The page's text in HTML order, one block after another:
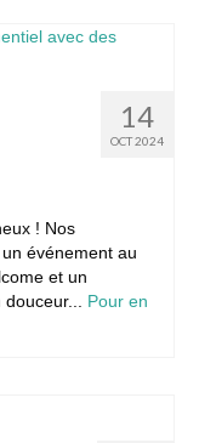
14
OCT 2024
! Nos
événement au
et un
Pour en